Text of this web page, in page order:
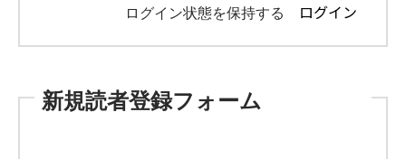
ログイン状態を保持する
新規読者登録フォーム